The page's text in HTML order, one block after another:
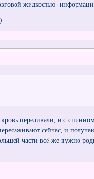
жидкостью -
переливали, и с
сейчас, и
части всё-же нужно